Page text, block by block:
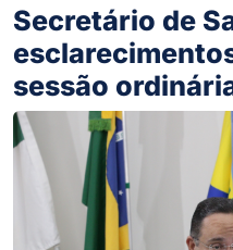
Secretário de
sessão